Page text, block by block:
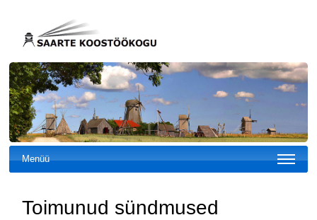
Menüü
Toimunud sündmused